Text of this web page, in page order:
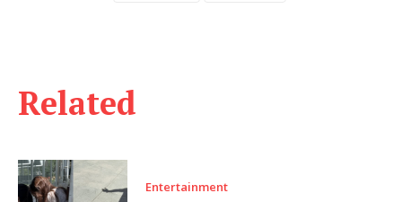
Related
Entertainment